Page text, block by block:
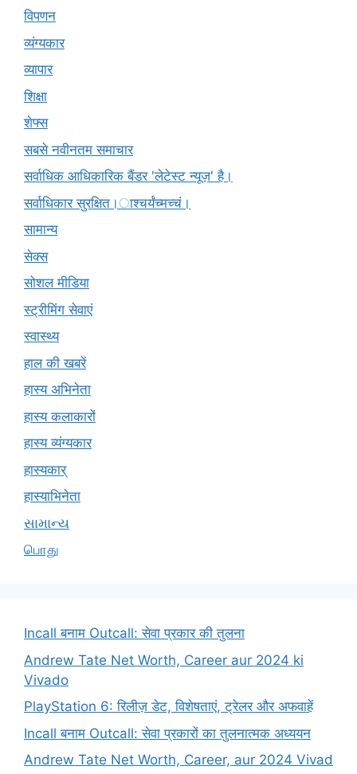
विपणन
व्यंग्यकार
व्यापार
शिक्षा
शेफ्स
सबसे नवीनतम समाचार
सर्वाधिक आधिकारिक बैंडर 'लेटेस्ट न्यूज़' है।
सर्वाधिकार सुरक्षित।ाश्चर्यंच्मच्चं।
सामान्य
सेक्स
सोशल मीडिया
स्ट्रीमिंग सेवाएं
स्वास्थ्य
हाल की खबरें
हास्य अभिनेता
हास्य कलाकारों
हास्य व्यंग्यकार
हास्यकार्
हास्याभिनेता
સામાન્ય
பொது
Incall बनाम Outcall: सेवा प्रकार की तुलना
Andrew Tate Net Worth, Career aur 2024 ki
Vivado
PlayStation 6: रिलीज़ डेट, विशेषताएं, ट्रेलर और अफवाहें
Incall बनाम Outcall: सेवा प्रकारों का तुलनात्मक अध्ययन
Andrew Tate Net Worth, Career, aur 2024 Vivad